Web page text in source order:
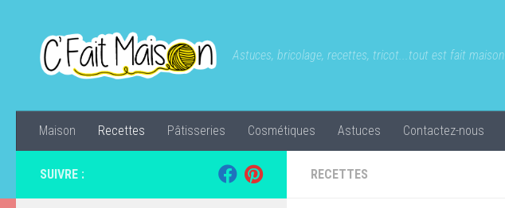
Astuces, bricolage, recettes, tricot...tout est fait maison
Maison Recettes Pâtisseries Cosmétiques Astuces Contactez-nous
RECETTES
SUIVRE :